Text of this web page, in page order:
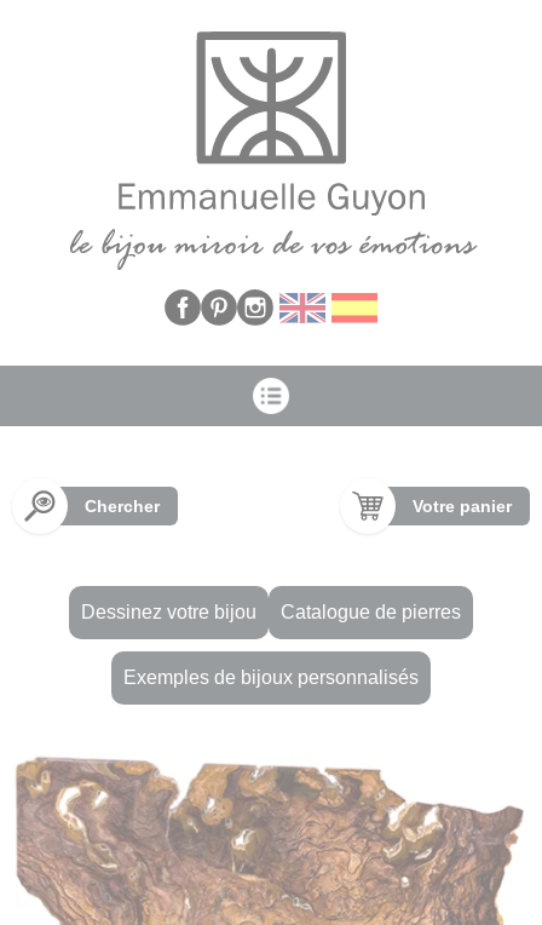
Chercher Votre panier
Dessinez votre bijou Catalogue de pierres
Exemples de bijoux personnalisés